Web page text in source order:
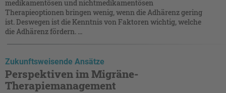
medikamentösen und nichtmedikamentösen
Therapieoptionen bringen wenig, wenn die Adhärenz gering
ist. Deswegen ist die Kenntnis von Faktoren wichtig, welche
die Adhärenz fördern. ...
Zukunftsweisende Ansätze
Perspektiven im Migräne-
Therapiemanagement